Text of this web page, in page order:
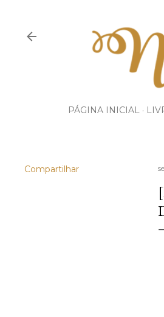
PÁGINA INICIAL
Compartilhar